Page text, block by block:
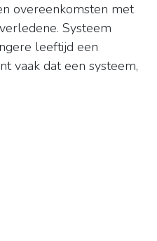
overeenkomsten met
Systeem
leeftijd een
vaak dat een systeem,